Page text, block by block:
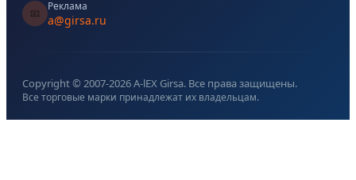
📧
Реклама
a@girsa.ru
Copyright © 2007-2026A-lEX Girsa. Все права защищены.
Все торговые марки принадлежат их владельцам.